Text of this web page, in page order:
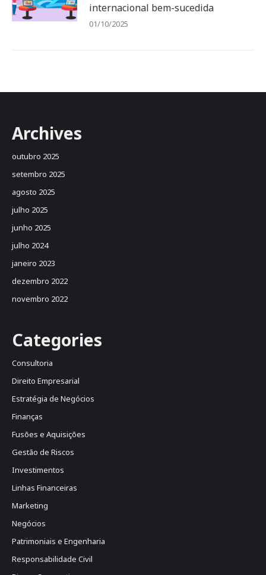
internacional bem-sucedida
01/10/2025
Archives
outubro 2025
setembro 2025
agosto 2025
julho 2025
junho 2025
julho 2024
janeiro 2023
dezembro 2022
novembro 2022
Categories
Consultoria
Direito Empresarial
Estratégia de Negócios
Finanças
Fusões e Aquisições
Gestão de Riscos
Investimentos
Linhas Financeiras
Marketing
Negócios
Patrimoniais e Engenharia
Responsabilidade Civil